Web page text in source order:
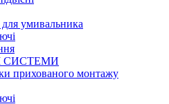
умивальника
СИСТЕМИ
прихованого монтажу